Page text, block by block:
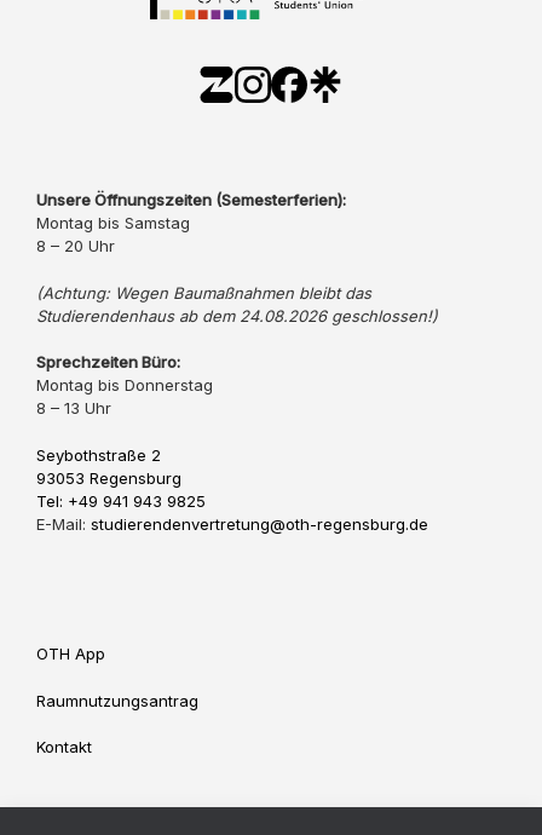
Unsere Öffnungszeiten (Semesterferien):
Montag bis Samstag
8 – 20 Uhr
(Achtung: Wegen Baumaßnahmen bleibt das
Studierendenhaus ab dem 24.08.2026 geschlossen!)
Sprechzeiten Büro:
Montag bis Donnerstag
8 – 13 Uhr
Seybothstraße 2
93053 Regensburg
Tel: +49 941 943 9825
E-Mail: studierendenvertretung@oth-regensburg.de
OTH App
Raumnutzungsantrag
Kontakt